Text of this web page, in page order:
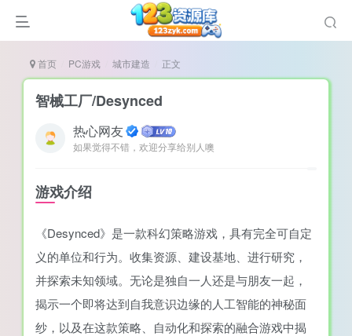
（摸鱼游戏）
首页 PC游戏 城市建造 正文
智械工厂/Desynced
热心网友
如果觉得不错，欢迎分享给别人噢
游戏介绍
《Desynced》是一款科幻策略游戏，具有完全可自定
义的单位和行为。收集资源、建设基地、进行研究，
并探索未知领域。无论是独自一人还是与朋友一起，
揭示一个即将达到自我意识边缘的人工智能的神秘面
纱，以及在这款策略、自动化和探索的融合游戏中揭